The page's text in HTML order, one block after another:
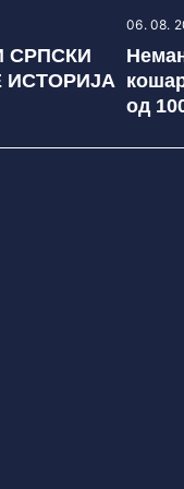
СРПСКИ
ИСТОРИЈА
06. 08.
од